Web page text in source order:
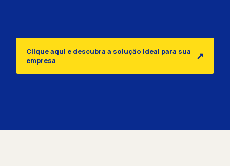
Clique aqui e descubra a solução ideal para sua
empresa
↗